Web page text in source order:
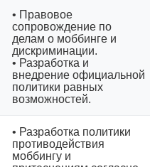
• Правовое
сопровождение по
делам о моббинге и
дискриминации.
• Разработка и
внедрение официальной
политики равных
возможностей.
• Разработка политики
противодействия
моббингу и